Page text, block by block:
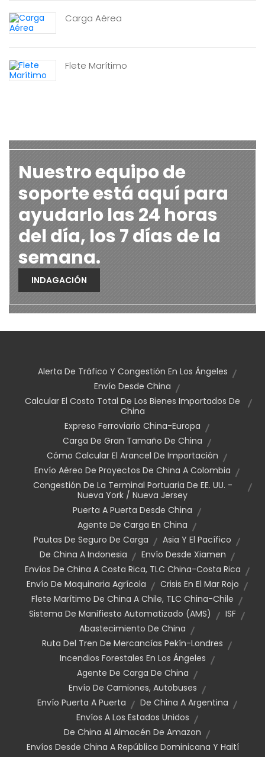
Carga Aérea
Flete Marítimo
Nuestro equipo de
soporte está aquí para
ayudarlo las 24 horas
del día, los 7 días de la
semana.
INDAGACIÓN
Alerta De Tráfico Y Congestión En Los Ángeles
Envío Desde China
Calcular El Costo Total De Los Bienes Importados De
China
Expreso Ferroviario China-Europa
Carga De Gran Tamaño De China
Cómo Calcular El Arancel De Importación
Envío Aéreo De Proyectos De China A Colombia
Congestión De La Terminal Portuaria De EE. UU. -
Nueva York / Nueva Jersey
Puerta A Puerta Desde China
Agente De Carga En China
Pautas De Seguro De Carga
Asia Y El Pacífico
De China A Indonesia
Envío Desde Xiamen
Envíos De China A Costa Rica, TLC China-Costa Rica
Envío De Maquinaria Agrícola
Crisis En El Mar Rojo
Flete Marítimo De China A Chile, TLC China-Chile
Sistema De Manifiesto Automatizado (AMS)
ISF
Abastecimiento De China
Ruta Del Tren De Mercancías Pekín-Londres
Incendios Forestales En Los Ángeles
Agente De Carga De China
Envío De Camiones, Autobuses
Envío Puerta A Puerta
De China A Argentina
Envíos A Los Estados Unidos
De China Al Almacén De Amazon
Envíos Desde China A República Dominicana Y Haití